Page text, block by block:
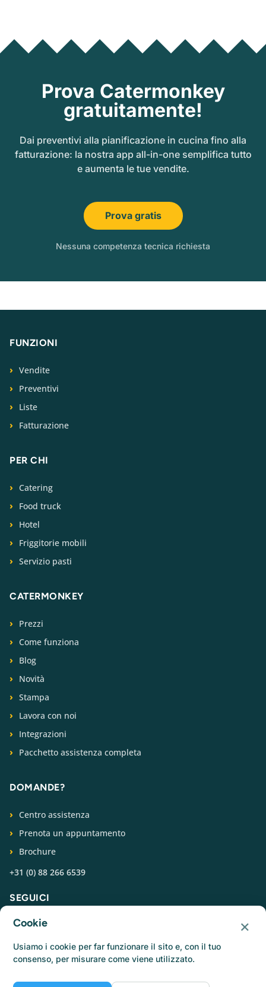
Prova Catermonkey
gratuitamente!
Dai preventivi alla pianificazione in cucina fino alla
fatturazione: la nostra app all-in-one semplifica tutto
e aumenta le tue vendite.
Prova gratis
Nessuna competenza tecnica richiesta
FUNZIONI
Vendite
Preventivi
Liste
Fatturazione
PER CHI
Catering
Food truck
Hotel
Friggitorie mobili
Servizio pasti
CATERMONKEY
Prezzi
Come funziona
Blog
Novità
Stampa
Lavora con noi
Integrazioni
Pacchetto assistenza completa
DOMANDE?
Centro assistenza
Prenota un appuntamento
Brochure
+31 (0) 88 266 6539
SEGUICI
Cookie ×
Usiamo i cookie per far funzionare il sito e, con il tuo
consenso, per misurare come viene utilizzato.